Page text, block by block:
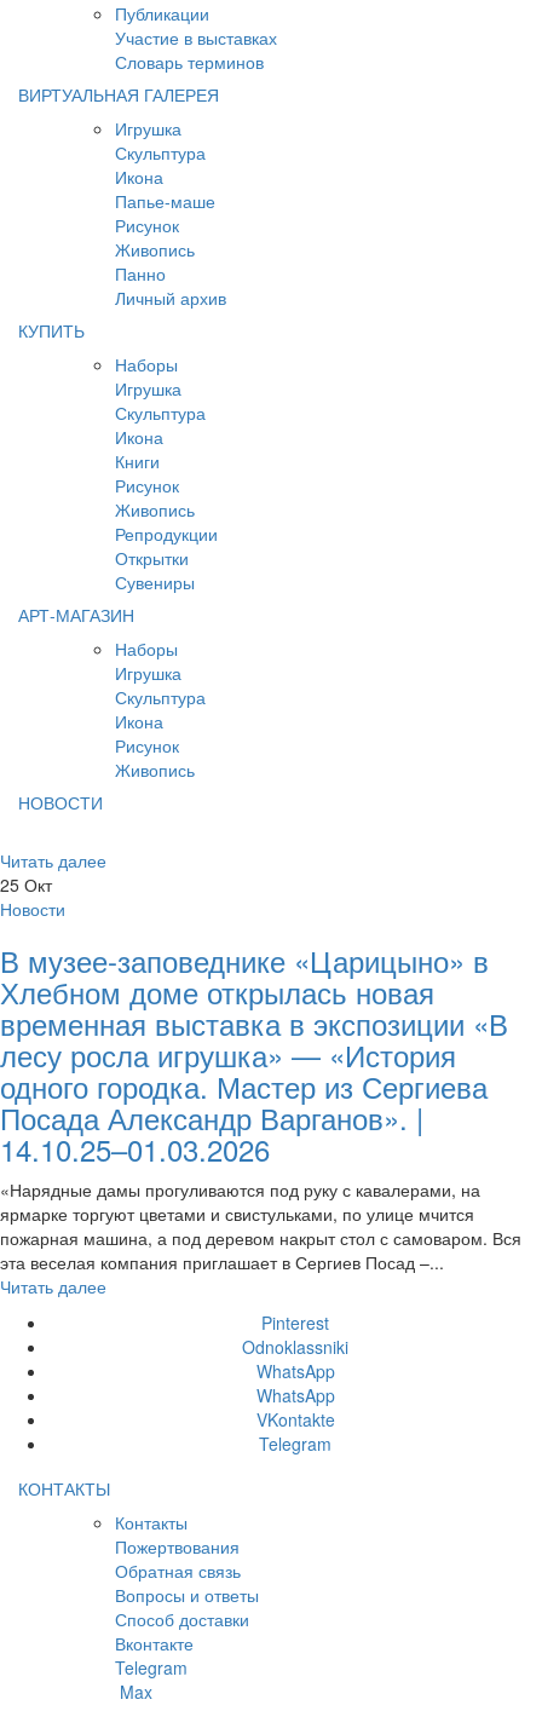
Публикации
Участие в выставках
Словарь терминов
ВИРТУАЛЬНАЯ ГАЛЕРЕЯ
Игрушка
Скульптура
Икона
Папье-маше
Рисунок
Живопись
Панно
Личный архив
КУПИТЬ
Наборы
Игрушка
Скульптура
Икона
Книги
Рисунок
Живопись
Репродукции
Открытки
Сувениры
АРТ-МАГАЗИН
Наборы
Игрушка
Скульптура
Икона
Рисунок
Живопись
НОВОСТИ
Читать далее
25 Окт
Новости
В музее-заповеднике «Царицыно» в
Хлебном доме открылась новая
временная выставка в экспозиции «В
лесу росла игрушка» — «История
одного городка. Мастер из Сергиева
Посада Александр Варганов». |
14.10.25–01.03.2026
«Нарядные дамы прогуливаются под руку с кавалерами, на
ярмарке торгуют цветами и свистульками, по улице мчится
пожарная машина, а под деревом накрыт стол с самоваром. Вся
эта веселая компания приглашает в Сергиев Посад –...
Читать далее
Pinterest
Odnoklassniki
WhatsApp
WhatsApp
VKontakte
Telegram
КОНТАКТЫ
Контакты
Пожертвования
Обратная связь
Вопросы и ответы
Способ доставки
Вконтакте
Telegram
Max